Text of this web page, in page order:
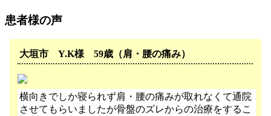
患者様の声
大垣市 Y.K様 59歳（肩・腰の痛み）
横向きでしか寝られず肩・腰の痛みが取れなくて通院
させてもらいましたが骨盤のズレからの治療をするこ